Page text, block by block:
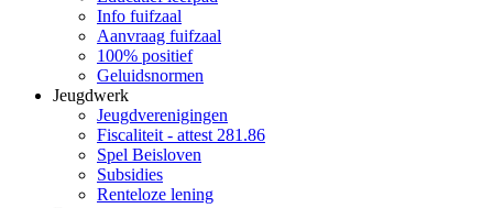
Info fuifzaal
Aanvraag fuifzaal
100% positief
Geluidsnormen
Jeugdwerk
Jeugdverenigingen
Fiscaliteit - attest 281.86
Spel Beisloven
Subsidies
Renteloze lening